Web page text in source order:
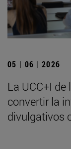
05 | 06 | 2026
La UCC+I
convertir la
divulgativos